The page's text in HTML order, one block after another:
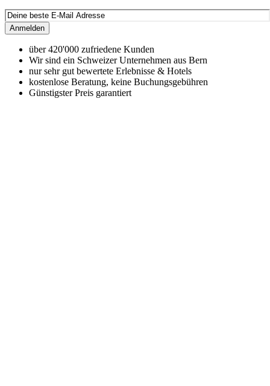
Anmelden
über 420'000 zufriedene Kunden
Wir sind ein Schweizer Unternehmen aus Bern
nur sehr gut bewertete Erlebnisse & Hotels
kostenlose Beratung, keine Buchungsgebühren
Günstigster Preis garantiert